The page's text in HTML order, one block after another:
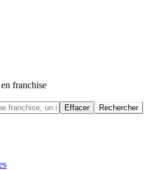
franchise
Effacer Rechercher